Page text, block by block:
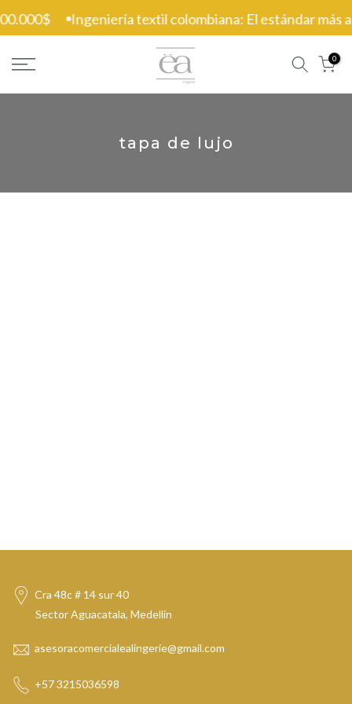
Ir
al
Ingeniería textil colombiana: El estándar más
0
tapa de lujo
Cra 48c # 14 sur 40
Sector Aguacatala, Medellín
asesoracomercialealingerie@gmail.com
+57 3215036598